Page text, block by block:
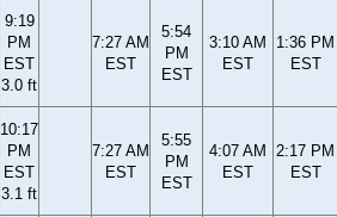
9:19
PM
EST
3.0 ft
7:27 AM
EST
5:54
PM
EST
3:10 AM
EST
1:36 PM
EST
10:17
PM
EST
3.1 ft
7:27 AM
EST
5:55
PM
EST
4:07 AM
EST
2:17 PM
EST